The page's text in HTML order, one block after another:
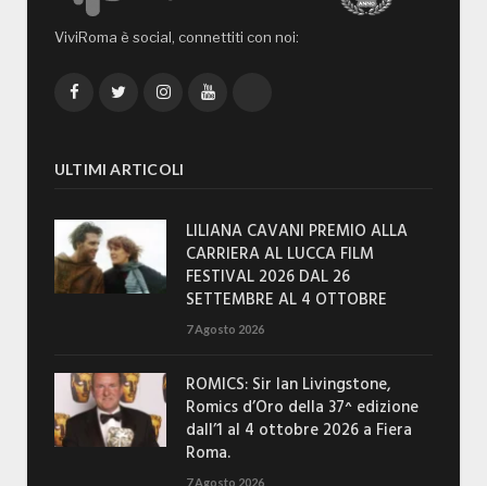
ViviRoma è social, connettiti con noi:
FacebookTwitterInstagramYouTube
ULTIMI ARTICOLI
LILIANA CAVANI PREMIO ALLA
CARRIERA AL LUCCA FILM
FESTIVAL 2026 DAL 26
SETTEMBRE AL 4 OTTOBRE
7 Agosto 2026
ROMICS: Sir Ian Livingstone,
Romics d’Oro della 37^ edizione
dall’1 al 4 ottobre 2026 a Fiera
Roma.
7 Agosto 2026